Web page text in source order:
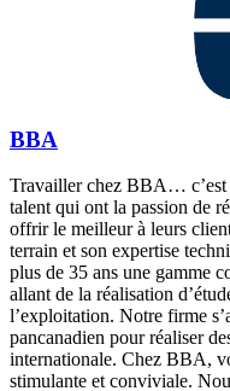
BBA
Travailler chez BBA… c’est
talent qui ont la passion de
offrir le meilleur à leurs
terrain et son expertise
plus de 35 ans une gamme
allant de la réalisation
l’exploitation. Notre firme
pancanadien pour réaliser
internationale. Chez BBA,
stimulante et conviviale.